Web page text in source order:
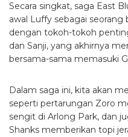
Secara singkat, saga East
awal Luffy sebagai
dengan tokoh-tokoh
dan Sanji, yang akhirnya
bersama-sama memasuki
Dalam saga ini, kita akan
seperti pertarungan Zoro
sengit di Arlong Park, dan
Shanks memberikan topi